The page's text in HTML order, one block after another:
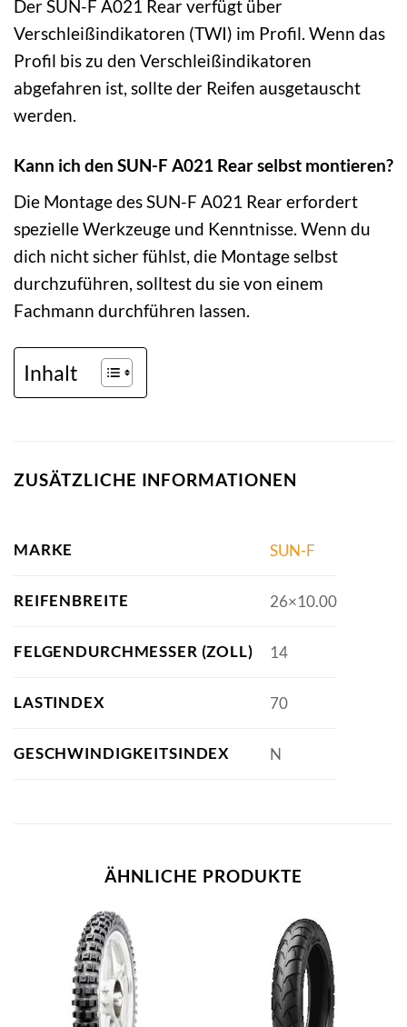
Der SUN-F A021 Rear verfügt über
Verschleißindikatoren (TWI) im Profil. Wenn das
Profil bis zu den Verschleißindikatoren
abgefahren ist, sollte der Reifen ausgetauscht
werden.
Kann ich den SUN-F A021 Rear selbst montieren?
Die Montage des SUN-F A021 Rear erfordert
spezielle Werkzeuge und Kenntnisse. Wenn du
dich nicht sicher fühlst, die Montage selbst
durchzuführen, solltest du sie von einem
Fachmann durchführen lassen.
Inhalt
ZUSÄTZLICHE INFORMATIONEN
MARKE SUN-F
REIFENBREITE 26×10.00
FELGENDURCHMESSER (ZOLL) 14
LASTINDEX 70
GESCHWINDIGKEITSINDEX N
ÄHNLICHE PRODUKTE